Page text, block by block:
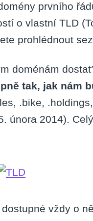
prvního
o vlastní TLD
prohlédnout
doménám
tak, jak nám
.bike,
února 2014).
vždy o